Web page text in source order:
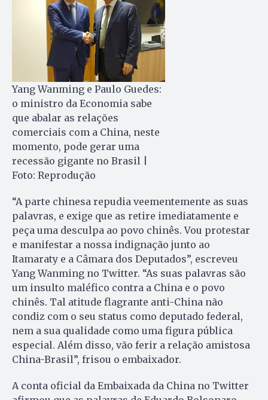
Yang Wanming e Paulo Guedes:
o ministro da Economia sabe
que abalar as relações
comerciais com a China, neste
momento, pode gerar uma
recessão gigante no Brasil |
Foto: Reprodução
“A parte chinesa repudia veementemente as suas
palavras, e exige que as retire imediatamente e
peça uma desculpa ao povo chinês. Vou protestar
e manifestar a nossa indignação junto ao
Itamaraty e a Câmara dos Deputados”, escreveu
Yang Wanming no Twitter. “As suas palavras são
um insulto maléfico contra a China e o povo
chinês. Tal atitude flagrante anti-China não
condiz com o seu status como deputado federal,
nem a sua qualidade como uma figura pública
especial. Além disso, vão ferir a relação amistosa
China-Brasil”, frisou o embaixador.
A conta oficial da Embaixada da China no Twitter